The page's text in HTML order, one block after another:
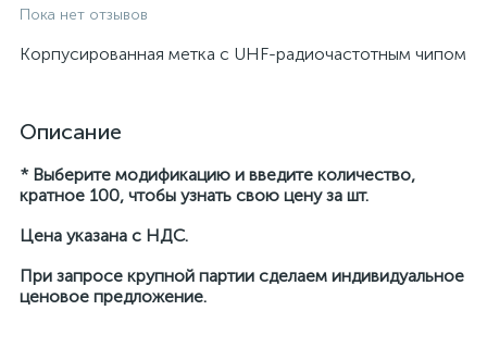
Пока нет отзывов
Корпусированная метка с UHF-радиочастотным чипом
Описание
* Выберите модификацию и введите количество,
кратное 100, чтобы узнать свою цену за шт.
Цена указана с НДС.
При запросе крупной партии сделаем индивидуальное
ценовое предложение.